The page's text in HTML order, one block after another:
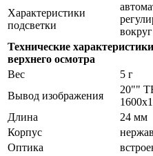
Характеристики
подсветки
Технические
верхнего осмотра
Вес
5 г
Вывод изображения
20""
Длина
24 мм
Корпус
Оптика